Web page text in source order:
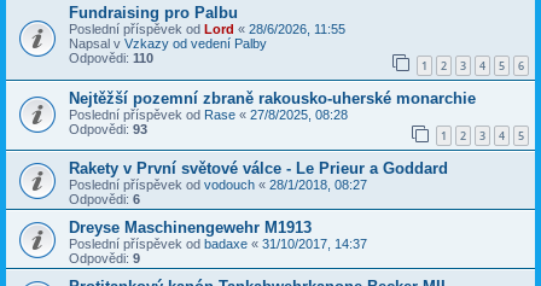
Fundraising pro Palbu
Poslední příspěvek od Lord « 28/6/2026, 11:55
Napsal v Vzkazy od vedení Palby
Odpovědi: 110 1 2 3 4 5 6
Nejtěžší pozemní zbraně rakousko-uherské monarchie
Poslední příspěvek od Rase « 27/8/2025, 08:28
Odpovědi: 93 1 2 3 4 5
Rakety v První světové válce - Le Prieur a Goddard
Poslední příspěvek od vodouch « 28/1/2018, 08:27
Odpovědi: 6
Dreyse Maschinengewehr M1913
Poslední příspěvek od badaxe « 31/10/2017, 14:37
Odpovědi: 9